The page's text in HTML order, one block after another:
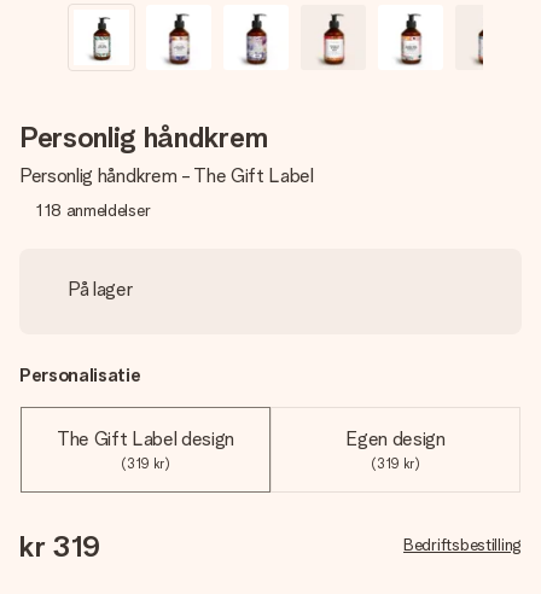
Personlig håndkrem
Personlig håndkrem - The Gift Label
118 anmeldelser
På lager
Personalisatie
The Gift Label design
(319 kr)
Egen design
(319 kr)
kr 319 Bedriftsbestilling